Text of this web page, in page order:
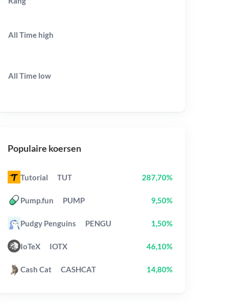
All Time high
All Time low
Populaire koersen
Tutorial TUT 287,70%
Pump.fun PUMP 9,50%
Pudgy Penguins PENGU 1,50%
IoTeX IOTX 46,10%
Cash Cat CASHCAT 14,80%